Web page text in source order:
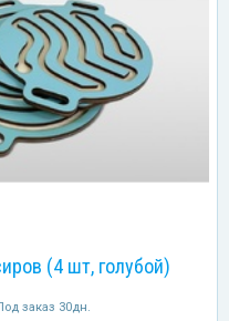
(4 шт, голубой)
заказ 30дн.